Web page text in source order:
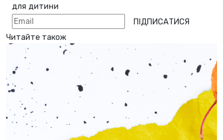
для дитини
ПІДПИСАТИСЯ
Читайте також